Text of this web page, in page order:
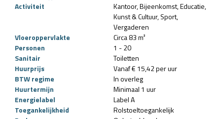
Activiteit
Kantoor Bijeenkomst Educatie
Kunst & Cultuur Sport
Vergaderen
Vloeroppervlakte
Circa 83 m²
Personen
1 - 20
Sanitair
Toiletten
Huurprijs
Vanaf € 15,42 per uur
BTW regime
In overleg
Huurtermijn
Minimaal 1 uur
Energielabel
Label A
Toegankelijkheid
Rolstoeltoegankelijk